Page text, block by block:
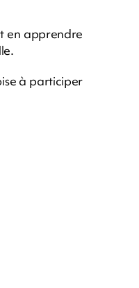
en apprendre
à participer